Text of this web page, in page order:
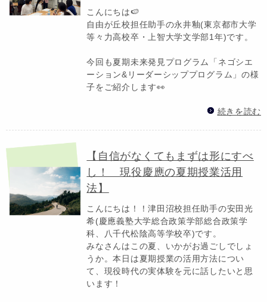
こんにちは🍉
自由が丘校担任助手の永井釉(東京都市大学
等々力高校卒・上智大学文学部1年)です。
今回も夏期未来発見プログラム「ネゴシエ
ーション&リーダーシッププログラム」の様
子をご紹介します👀
続きを読む
【自信がなくてもまずは形にすべ
し！ 現役慶應の夏期授業活用
法】
こんにちは！！津田沼校担任助手の安田光
希(慶應義塾大学総合政策学部総合政策学
科、八千代松陰高等学校卒)です。
みなさんはこの夏、いかがお過ごしでしょ
うか。本日は夏期授業の活用方法につい
て、現役時代の実体験を元に話したいと思
います！